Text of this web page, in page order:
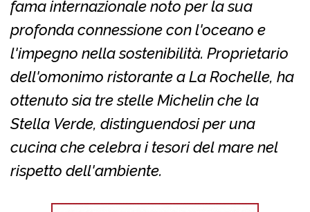
fama internazionale noto per la sua
profonda connessione con l'oceano e
l'impegno nella sostenibilità. Proprietario
dell'omonimo ristorante a La Rochelle, ha
ottenuto sia tre stelle Michelin che la
Stella Verde, distinguendosi per una
cucina che celebra i tesori del mare nel
rispetto dell'ambiente.